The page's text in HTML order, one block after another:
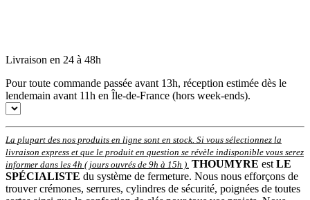
Livraison en 24 à 48h
Pour toute commande passée avant 13h, réception estimée dès le
lendemain avant 11h en Île-de-France (hors week-ends).
La plupart des nos produits en ligne sont en stock. Si vous sélectionnez la
livraison express et que le produit en question se révèle indisponible vous serez
informer dans les 4h ( jours ouvrés de 9h à 15h ) THOUMYRE est LE
SPÉCIALISTE du système de fermeture. Nous nous efforçons de
trouver crémones, serrures, cylindres de sécurité, poignées de toutes